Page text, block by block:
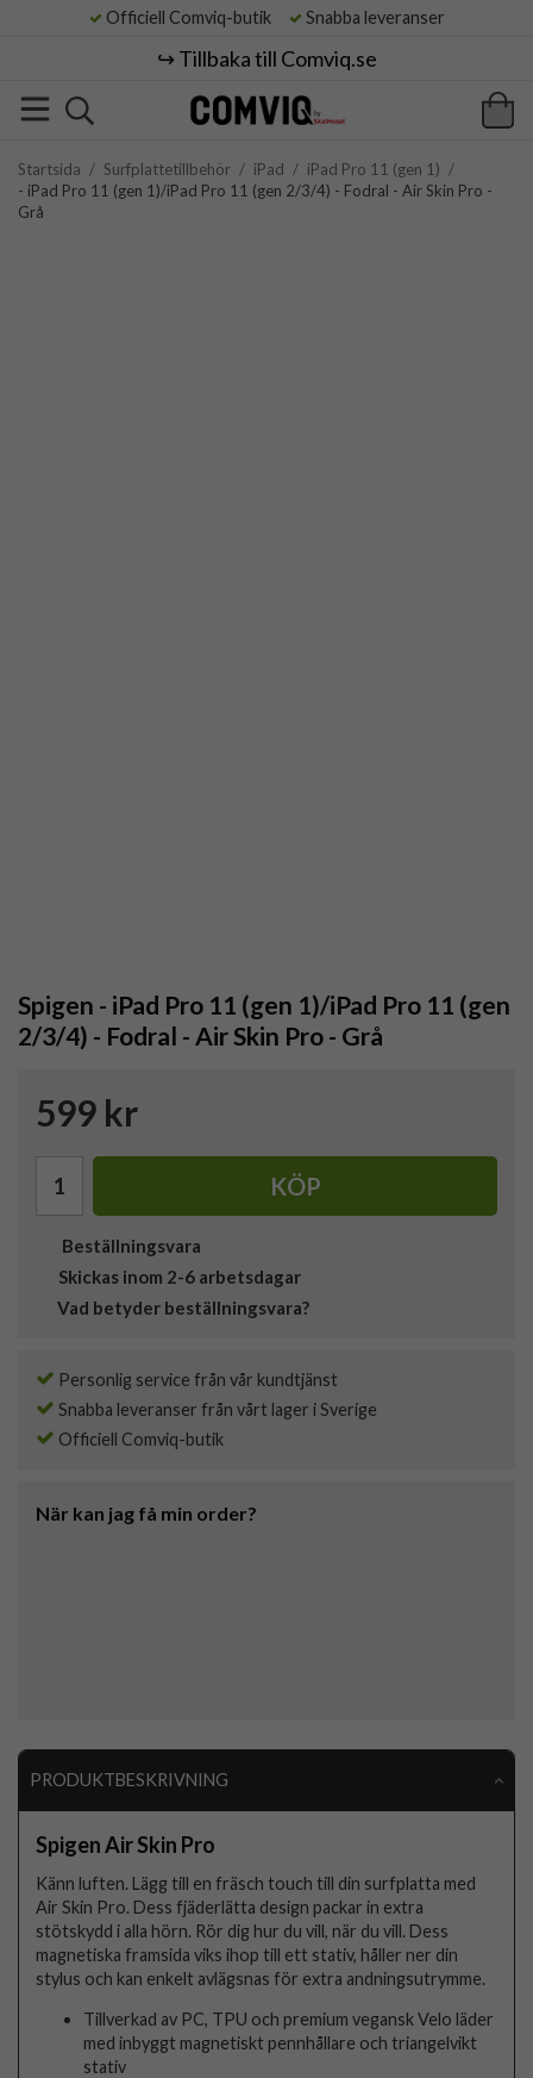
Officiell Comviq-butik Snabba leveranser
↪️ Tillbaka till Comviq.se
Startsida / Surfplattetillbehör / iPad / iPad Pro 11 (gen 1) /
- iPad Pro 11 (gen 1)/iPad Pro 11 (gen 2/3/4) - Fodral - Air Skin Pro -
Grå
Spigen - iPad Pro 11 (gen 1)/iPad Pro 11 (gen
2/3/4) - Fodral - Air Skin Pro - Grå
599 kr
KÖP
Beställningsvara
Skickas inom 2-6 arbetsdagar
Vad betyder beställningsvara?
Personlig service från vår kundtjänst
Snabba leveranser från vårt lager i Sverige
Officiell Comviq-butik
När kan jag få min order?
PRODUKTBESKRIVNING
Spigen Air Skin Pro
Känn luften. Lägg till en fräsch touch till din surfplatta med
Air Skin Pro. Dess fjäderlätta design packar in extra
stötskydd i alla hörn. Rör dig hur du vill, när du vill. Dess
magnetiska framsida viks ihop till ett stativ, håller ner din
stylus och kan enkelt avlägsnas för extra andningsutrymme.
Tillverkad av PC, TPU och premium vegansk Velo läder
med inbyggt magnetiskt pennhållare och triangelvikt
stativ